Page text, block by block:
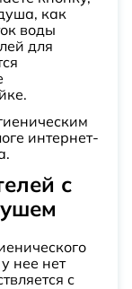
как
воды
для
интернет-
с
нее нет
с